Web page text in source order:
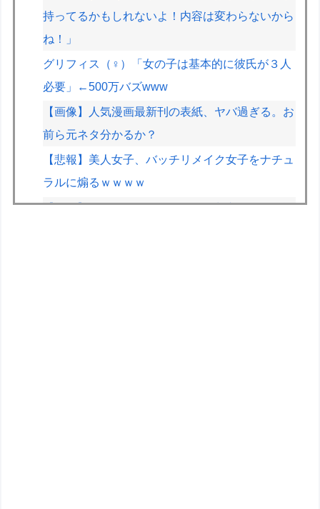
持ってるかもしれないよ！内容は変わらないから
ね！」
グリフィス（♀）「女の子は基本的に彼氏が３人
必要」←500万バズwww
【画像】人気漫画最新刊の表紙、ヤバ過ぎる。お
前ら元ネタ分かるか？
【悲報】美人女子、バッチリメイク女子をナチュ
ラルに煽るｗｗｗｗ
【画像】X女子「ガチでこういう彼氏欲しくて息